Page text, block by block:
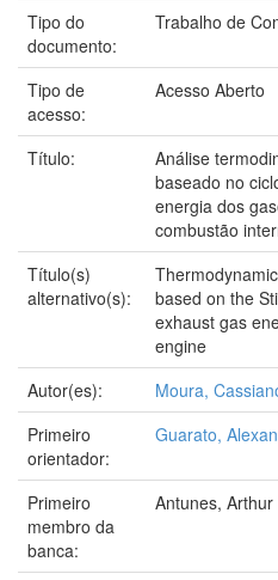
Tipo do
documento:
Trabalho de
Tipo de
acesso:
Acesso Aberto
Título:
Análise
baseado no
energia dos
combustão
Título(s)
alternativo(s):
based on the
exhaust gas
engine
Autor(es):
Moura,
Primeiro
orientador:
Guarato,
Primeiro
membro da
banca:
Antunes,